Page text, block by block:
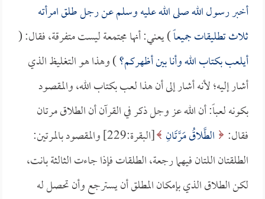
أخبر رسول الله صلى الله عليه وسلم عن رجل طلق امرأته
ثلاث تطليقات جميعاً) يعني: أنها مجتمعة ليست متفرقة، فقال: (
أيلعب بكتاب الله وأنا بين أظهركم؟) وهذا هو التغليظ الذي
أشار إليه؛ لأنه أشار إلى أن هذا لعب بكتاب الله، والمقصود
بكونه لعباً: أن الله عز وجل ذكر في القرآن أن الطلاق مرتان
فقال:
الطَّلاقُ مَرَّتَانِ
[البقرة:229] والمقصود بالمرتين:
الطلقتان اللتان فيهما رجعة، الطلقات فإذا جاءت الثالثة بانت،
لكن الطلاق الذي بإمكان المطلق أن يسترجع وأن تحصل له